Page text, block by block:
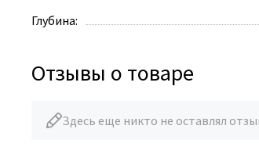
Глубина:
Отзывы о товаре
Здесь еще никто не оставлял